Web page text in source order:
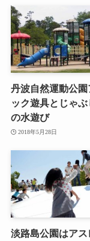
丹波自然運動公
ック遊具とじゃ
の水遊び
2018年5月28日
淡路島公園はアス